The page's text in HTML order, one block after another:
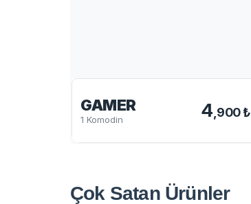
GAMER
1 Komodin 4 ,900 ₺
Çok SatanÜrünler